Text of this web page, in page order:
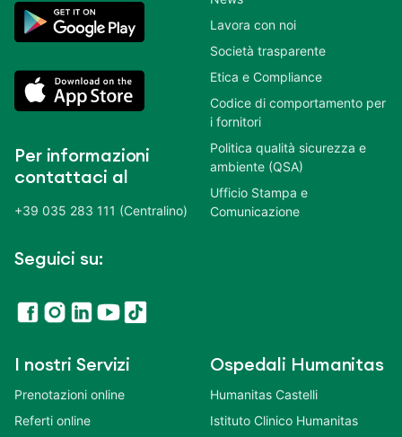
Per informazioni
contattaci al
+39 035 283 111 (Centralino)
Seguici su:
Lavora con noi
Società trasparente
Etica e Compliance
Codice di comportamento per
i fornitori
Politica qualità sicurezza e
ambiente (QSA)
Ufficio Stampa e
Comunicazione
I nostri Servizi
Prenotazioni online
Referti online
Ospedali Humanitas
Humanitas Castelli
Istituto Clinico Humanitas